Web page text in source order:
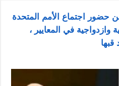
اجتماع الأمم المتحدة
وازدواجية في المعايير ،